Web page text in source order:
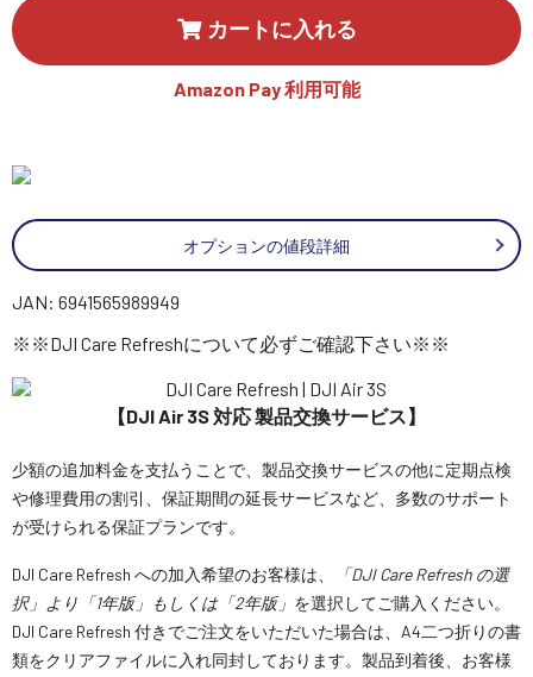
カートに入れる
Amazon Pay 利用可能
オプションの値段詳細
JAN: 6941565989949
※※DJI Care Refreshについて必ずご確認下さい※※
【DJI Air 3S 対応 製品交換サービス】
少額の追加料金を支払うことで、製品交換サービスの他に定期点検
や修理費用の割引、保証期間の延長サービスなど、多数のサポート
が受けられる保証プランです。
DJI Care Refresh への加入希望のお客様は、
「DJI Care Refresh の選
択」より「1年版」もしくは「2年版」 を選択してご購入ください。
DJI Care Refresh 付きでご注文をいただいた場合は、A4二つ折りの書
類をクリアファイルに入れ同封しております。製品到着後、お客様